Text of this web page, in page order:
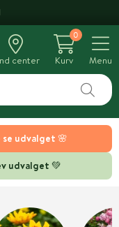
center
0
Kurv
Menu
udvalget 🌸
udvalget 💚